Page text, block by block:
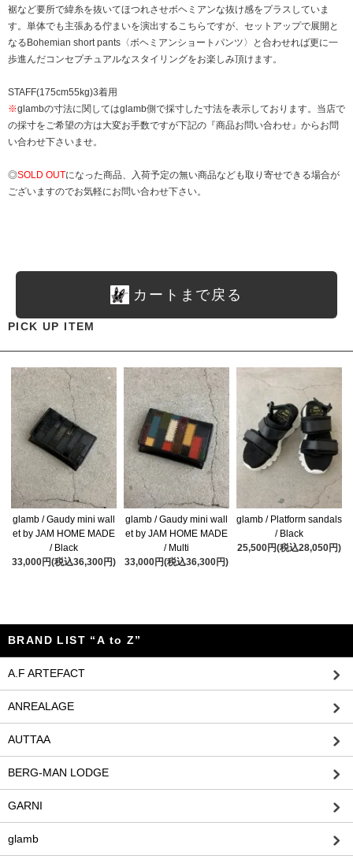
裾など要所で緯糸を抜いてほつれさせボヘミアンな抜け感をプラスしていま
す。単体でも主張ある佇まいを演出するこちらですが、セットアップで展開と
なるBohemian short pants〈ボヘミアンショートパンツ〉と合わせれば更に一
歩進んだコンセプチュアルなスタイリングをお楽しみ頂けます。
STAFF(175cm55kg)3着用
※glambの寸法に関してはglamb側で採寸した寸法を表示しております。当店で
の採寸をご希望の方は大変お手数ですが下記の『商品お問い合わせ』からお問
い合わせ下さいませ。
◎SOLD OUTになった商品、入荷予定の無い商品なども取り寄せできる場合が
ございますのでお気軽にお問い合わせ下さい。
カートまで戻る
PICK UP ITEM
glamb / Gaudy mini wall
et by JAM HOME MADE
/ Black
33,000円(税込36,300円)
glamb / Gaudy mini wall
et by JAM HOME MADE
/ Multi
33,000円(税込36,300円)
glamb / Platform sandals
/ Black
25,500円(税込28,050円)
BRAND LIST “A to Z”
A.F ARTEFACT
ANREALAGE
AUTTAA
BERG-MAN LODGE
GARNI
glamb